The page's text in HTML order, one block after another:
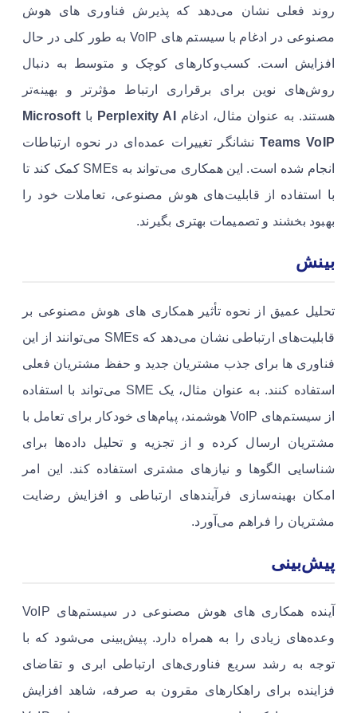
روند فعلی نشان می‌دهد که پذیرش فناوری های هوش
مصنوعی در ادغام با سیستم های VoIP به طور کلی در حال
افزایش است. کسب‌وکارهای کوچک و متوسط به دنبال
روش‌های نوین برای برقراری ارتباط مؤثرتر و بهینه‌تر
هستند. به عنوان مثال، ادغام
Perplexity AI باMicrosoft
Teams VoIPنشانگر تغییرات عمده‌ای در نحوه ارتباطات
انجام شده است. این همکاری می‌تواند به SMEs کمک کند تا
با استفاده از قابلیت‌های هوش مصنوعی، تعاملات خود را
بهبود بخشند و تصمیمات بهتری بگیرند.
بینش
تحلیل عمیق از نحوه تأثیر همکاری های هوش مصنوعی بر
قابلیت‌های ارتباطی نشان می‌دهد که SMEs می‌توانند از این
فناوری ها برای جذب مشتریان جدید و حفظ مشتریان فعلی
استفاده کنند. به عنوان مثال، یک SME می‌تواند با استفاده
از سیستم‌های VoIP هوشمند، پیام‌های خودکار برای تعامل با
مشتریان ارسال کرده و از تجزیه و تحلیل داده‌ها برای
شناسایی الگوها و نیازهای مشتری استفاده کند. این امر
امکان بهینه‌سازی فرآیندهای ارتباطی و افزایش رضایت
مشتریان را فراهم می‌آورد.
پیش‌بینی
آینده همکاری های هوش مصنوعی در سیستم‌های VoIP
وعده‌های زیادی را به همراه دارد. پیش‌بینی می‌شود که با
توجه به رشد سریع فناوری‌های ارتباطی ابری و تقاضای
فزاینده برای راهکارهای مقرون به صرفه، شاهد افزایش